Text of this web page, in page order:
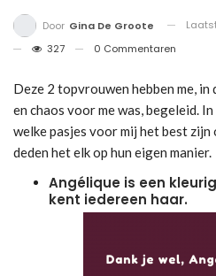
Door Gina De Groote
327
0 Commentaren
Deze 2 topvrouwen hebben me,
en chaos voor me was, begeleid.
welke pasjes voor mij het best
deden het elk op hun eigen manier.
Angélique is een
kent iedereen haar.